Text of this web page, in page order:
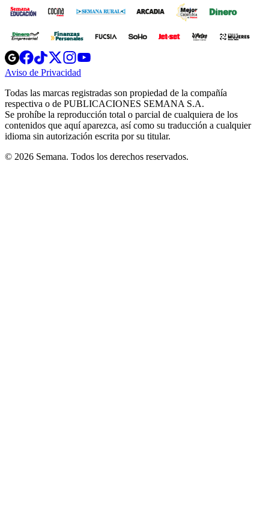
Opens
in
new
Opens
in
new
Opens
in
new
window
Opens
new
windowwindow
Aviso de Privacidad
new
window
Todas las marcas registradas son propiedad de la compañía
respectiva o de PUBLICACIONES SEMANA S.A.
Se prohíbe la reproducción total o parcial de cualquiera de los
contenidos que aquí aparezca, así como su traducción a cualquier
idioma sin autorización escrita por su titular.
© 2026 Semana. Todos los derechos reservados.